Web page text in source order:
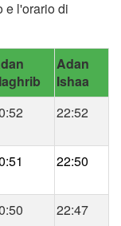
e l'orario di
Adan
Ishaa
22:52
22:50
22:47